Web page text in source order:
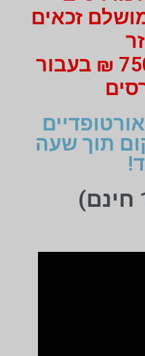
זכאים
של 475 ₪ מי 750 ₪ בעבור
תוך שעה